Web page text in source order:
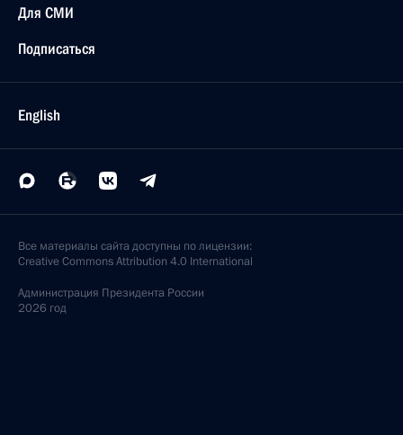
Для СМИ
Подписаться
English
Все материалы сайта доступны по лицензии:
Creative Commons Attribution 4.0 International
Администрация Президента России
2026 год